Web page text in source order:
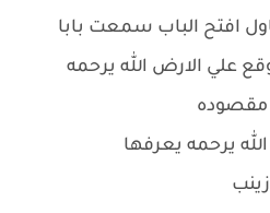
افتح الباب سمعت بابا
علي الارض الله يرحمه
مقصوده
يرحمه يعرفها